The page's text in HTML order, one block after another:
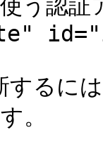
う認
するに
。